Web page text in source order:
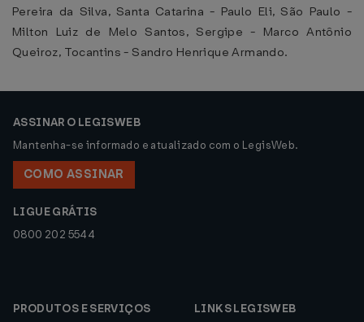
Pereira da Silva, Santa Catarina - Paulo Eli, São Paulo -
Milton Luiz de Melo Santos, Sergipe - Marco Antônio
Queiroz, Tocantins - Sandro Henrique Armando.
ASSINAR O LEGISWEB
Mantenha-se informado e atualizado com o LegisWeb.
COMO ASSINAR
LIGUE GRÁTIS
0800 202 5544
PRODUTOS E SERVIÇOS
LINKS LEGISWEB